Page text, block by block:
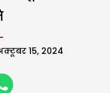
15, 2024